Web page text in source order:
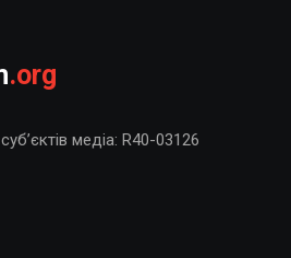
.org
медіа: R40-03126